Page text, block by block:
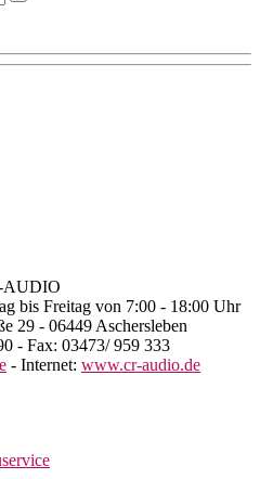
AUDIO
bis Freitag von 7:00 - 18:00 Uhr
29 - 06449 Aschersleben
- Fax: 03473/ 959 333
- Internet: www.cr-audio.de